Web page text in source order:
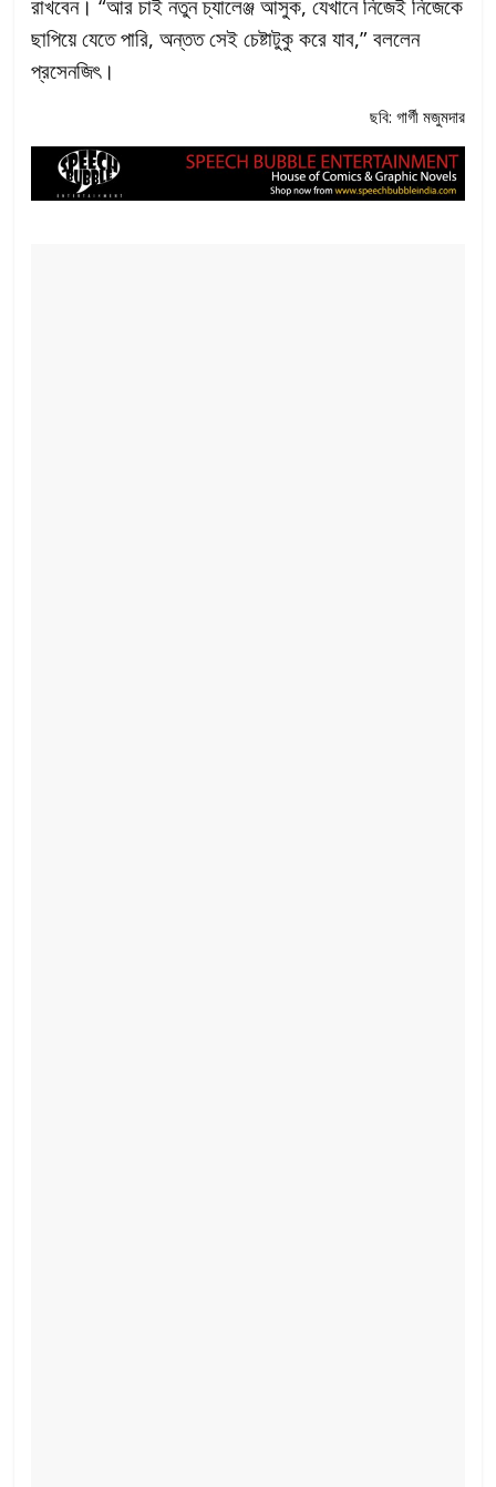
রাখবেন। “আর চাই নতুন চ্যালেঞ্জ আসুক, যেখানে নিজেই নিজেকে
ছাপিয়ে যেতে পারি, অন্তত সেই চেষ্টাটুকু করে যাব,” বললেন
প্রসেনজিৎ।
ছবি: গার্গী মজুমদার